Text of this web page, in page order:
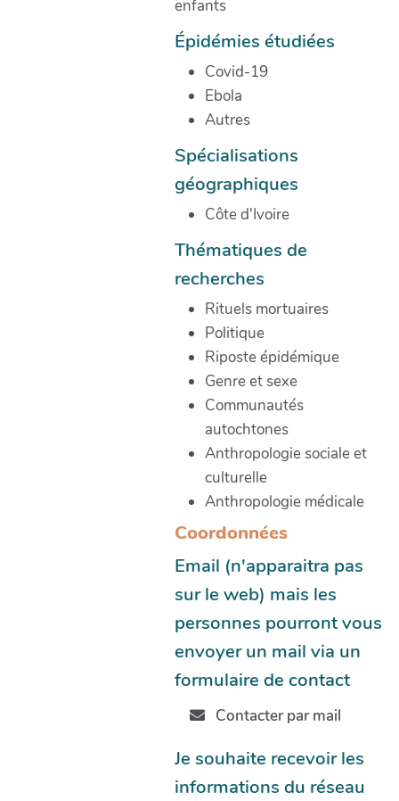
enfants
Épidémies étudiées
Covid-19
Ebola
Autres
Spécialisations
géographiques
Côte d'Ivoire
Thématiques de
recherches
Rituels mortuaires
Politique
Riposte épidémique
Genre et sexe
Communautés
autochtones
Anthropologie sociale et
culturelle
Anthropologie médicale
Coordonnées
Email (n'apparaitra pas
sur le web) mais les
personnes pourront vous
envoyer un mail via un
formulaire de contact
Contacter par mail
Je souhaite recevoir les
informations du réseau